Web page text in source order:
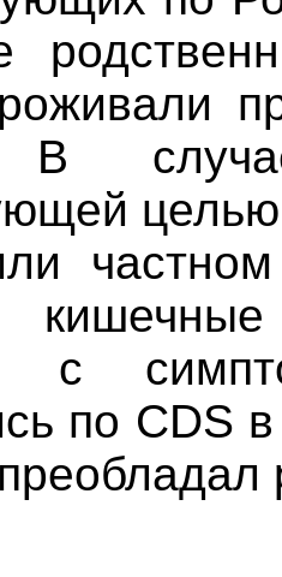
В
с
по CDS